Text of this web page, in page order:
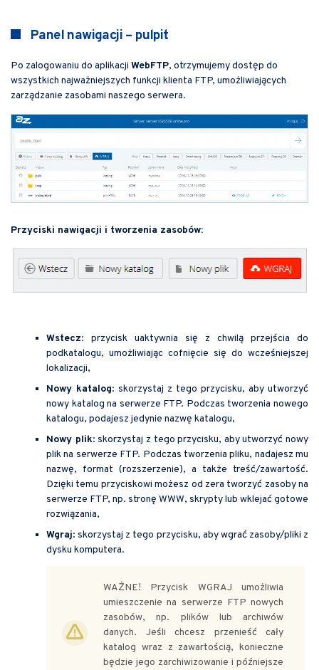
Panel nawigacji – pulpit
Po zalogowaniu do aplikacji WebFTP, otrzymujemy dostęp do
wszystkich najważniejszych funkcji klienta FTP, umożliwiających
zarządzanie zasobami naszego serwera.
Przyciski nawigacji i tworzenia zasobów:
Wstecz: przycisk uaktywnia się z chwilą przejścia do
podkatalogu, umożliwiając cofnięcie się do wcześniejszej
lokalizacji,
Nowy katalog: skorzystaj z tego przycisku, aby utworzyć
nowy katalog na serwerze FTP. Podczas tworzenia nowego
katalogu, podajesz jedynie nazwę katalogu,
Nowy plik: skorzystaj z tego przycisku, aby utworzyć nowy
plik na serwerze FTP. Podczas tworzenia pliku, nadajesz mu
nazwę, format (rozszerzenie), a także treść/zawartość.
Dzięki temu przyciskowi możesz od zera tworzyć zasoby na
serwerze FTP, np. stronę WWW, skrypty lub wklejać gotowe
rozwiązania,
Wgraj: skorzystaj z tego przycisku, aby wgrać zasoby/pliki z
dysku komputera.
WAŻNE! Przycisk WGRAJ umożliwia
umieszczenie na serwerze FTP nowych
zasobów, np. plików lub archiwów
danych. Jeśli chcesz przenieść cały
katalog wraz z zawartością, konieczne
będzie jego zarchiwizowanie i późniejsze